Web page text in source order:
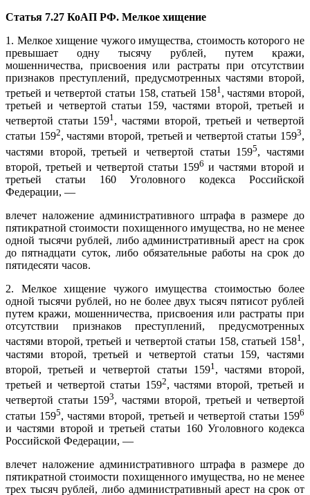
Статья 7.27 КоАП РФ. Мелкое хищение
1. Мелкое хищение чужого имущества, стоимость которого не
превышает одну тысячу рублей, путем кражи,
мошенничества, присвоения или растраты при отсутствии
признаков преступлений, предусмотренных частями второй,
третьей и четвертой статьи 158, статьей 1581 , частями второй,
третьей и четвертой статьи 159, частями второй, третьей и
четвертой статьи 1591, частями второй, третьей и четвертой
статьи 1592, частями второй, третьей и четвертой статьи 1593,
частями второй, третьей и четвертой статьи 1595, частями
второй, третьей и четвертой статьи 1596 и частями второй и
третьей статьи 160 Уголовного кодекса Российской
Федерации, —
влечет наложение административного штрафа в размере до
пятикратной стоимости похищенного имущества, но не менее
одной тысячи рублей, либо административный арест на срок
до пятнадцати суток, либо обязательные работы на срок до
пятидесяти часов.
2. Мелкое хищение чужого имущества стоимостью более
одной тысячи рублей, но не более двух тысяч пятисот рублей
путем кражи, мошенничества, присвоения или растраты при
отсутствии признаков преступлений, предусмотренных
частями второй, третьей и четвертой статьи 158, статьей 1581,
частями второй, третьей и четвертой статьи 159, частями
второй, третьей и четвертой статьи 1591 , частями второй,
третьей и четвертой статьи 1592, частями второй, третьей и
четвертой статьи 1593, частями второй, третьей и четвертой
статьи 1595, частями второй, третьей и четвертой статьи 1596
и частями второй и третьей статьи 160 Уголовного кодекса
Российской Федерации, —
влечет наложение административного штрафа в размере до
пятикратной стоимости похищенного имущества, но не менее
трех тысяч рублей, либо административный арест на срок от